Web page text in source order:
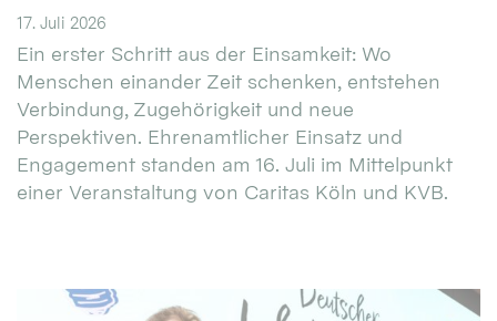
17. Juli 2026
Ein erster Schritt aus der Einsamkeit: Wo
Menschen einander Zeit schenken, entstehen
Verbindung, Zugehörigkeit und neue
Perspektiven. Ehrenamtlicher Einsatz und
Engagement standen am 16. Juli im Mittelpunkt
einer Veranstaltung von Caritas Köln und KVB.